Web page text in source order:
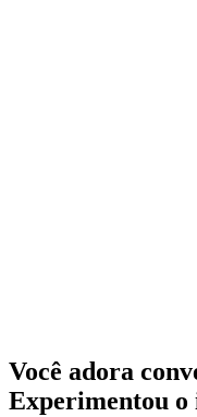
Você adora
Experimentou